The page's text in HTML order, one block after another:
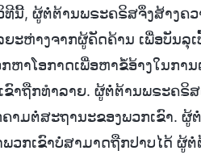
ທີນີ້, ຜູ້ຕໍ່ຕ້ານພຣະຄຣິສຈຶ່ງສ້າງ
ະຫ່າງຈາກຜູ້ຄັດຄ້ານ ເພື່ອບັນລຸ
ຫາໂອກາດເພື່ອຫາຂໍ້ອ້າງໃນກາ
ຂົາຖືກທຳລາຍ. ຜູ້ຕໍ່ຕ້ານພຣະຄຣິ
າມຕໍ່ສະຖານະຂອງພວກເຂົາ.
ວກເຂົາບໍ່ສາມາດຖືກປາບໄດ້ ຜູ້